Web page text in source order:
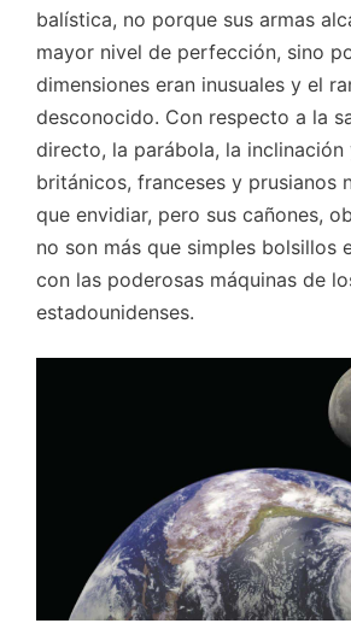
balística, no porque sus armas
mayor nivel de perfección, sino
dimensiones eran inusuales y el
desconocido. Con respecto a la
directo, la parábola, la
británicos, franceses y prusianos
que envidiar, pero sus cañones,
no son más que simples bolsillos
con las poderosas máquinas de
estadounidenses.